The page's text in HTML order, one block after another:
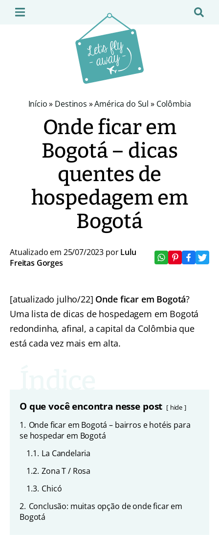
Início» Destinos »América do Sul » Colômbia
Onde ficar em
Bogotá – dicas
quentes de
hospedagem em
Bogotá
Atualizado em 25/07/2023 porLulu
Freitas Gorges
[atualizado julho/22] Onde ficar em Bogotá?
Uma lista de dicas de hospedagem em Bogotá
redondinha, afinal, a capital da Colômbia que
está cada vez mais em alta.
O que você encontra nesse post hide
1. Onde ficar em Bogotá – bairros e hotéis para
se hospedar em Bogotá
1.1. La Candelaria
1.2. Zona T / Rosa
1.3. Chicó
2. Conclusão: muitas opção de onde ficar em
Bogotá